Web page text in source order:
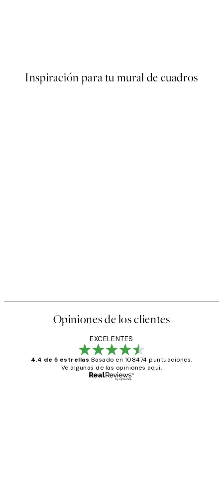
Inspiración para tu mural de cuadros
Opiniones de los clientes
EXCELENTES
4.4 de 5 estrellas Basado en 108474 puntuaciones.
Ve algunas de las opiniones aquí.